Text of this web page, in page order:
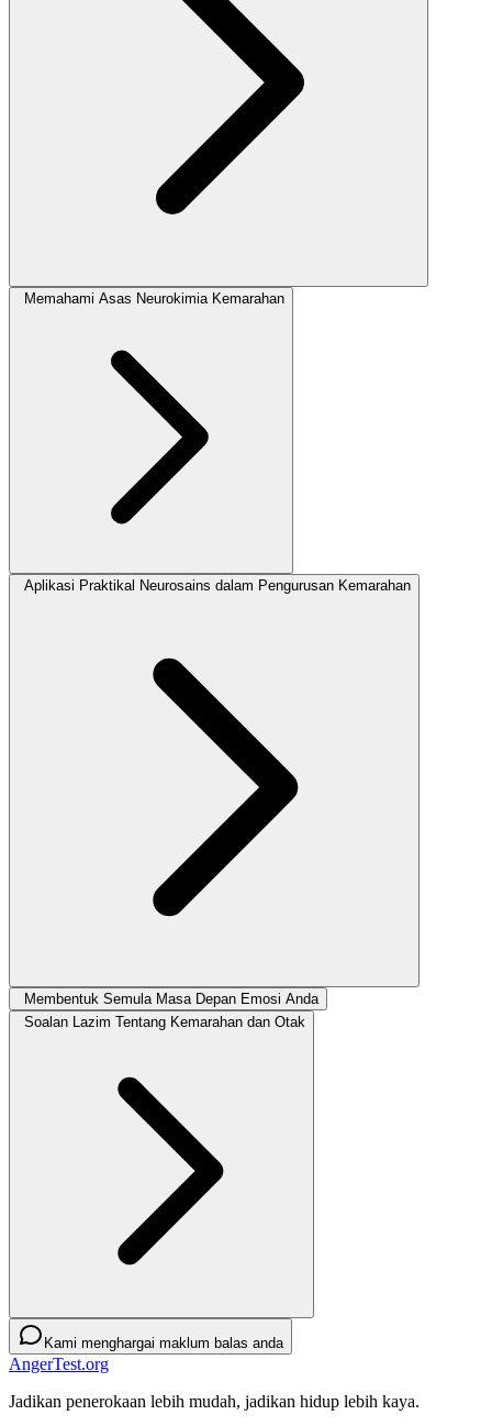
Memahami Asas Neurokimia Kemarahan
Aplikasi Praktikal Neurosains dalam Pengurusan Kemarahan
Membentuk Semula Masa Depan Emosi Anda
Soalan Lazim Tentang Kemarahan dan Otak
Kami menghargai maklum balas anda
AngerTest.org
Jadikan penerokaan lebih mudah, jadikan hidup lebih kaya.